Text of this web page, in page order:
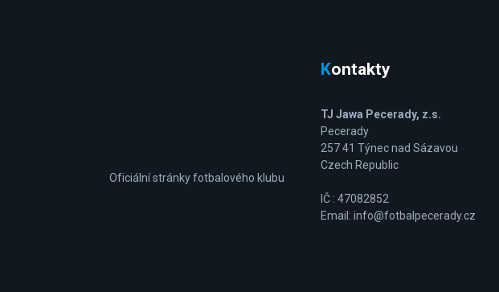
Oficiální stránky fotbalového klubu
Kontakty
TJ Jawa Pecerady, z.s.
Pecerady
257 41 Týnec nad Sázavou
Czech Republic
IČ : 47082852
Email: info@fotbalpecerady.cz